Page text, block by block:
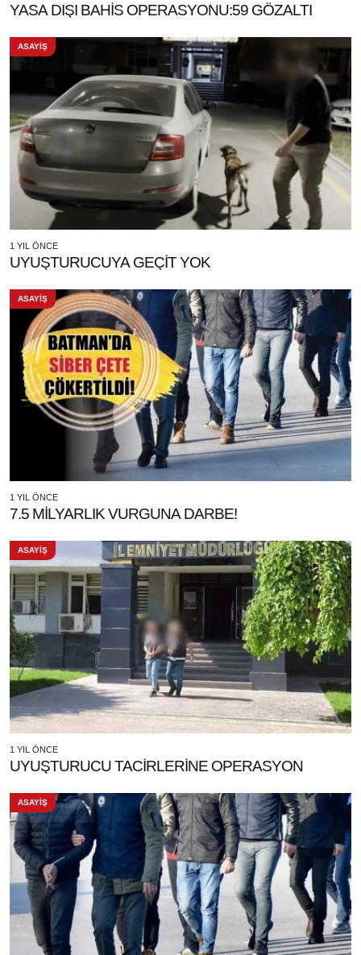
YASA DIŞI BAHİS OPERASYONU:59 GÖZALTI
ASAYİŞ
1 YIL ÖNCE
UYUŞTURUCUYA GEÇİT YOK
ASAYİŞ
1 YIL ÖNCE
7.5 MİLYARLIK VURGUNA DARBE!
ASAYİŞ
1 YIL ÖNCE
UYUŞTURUCU TACİRLERİNE OPERASYON
ASAYİŞ